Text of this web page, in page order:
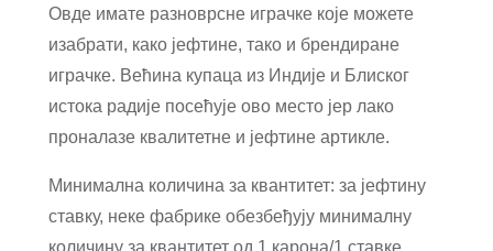
Овде имате разноврсне играчке које можете
изабрати, како јефтине, тако и брендиране
играчке. Већина купаца из Индије и Блиског
истока радије посећује ово место јер лако
проналазе квалитетне и јефтине артикле.
Минимална количина за квантитет: за јефтину
ставку, неке фабрике обезбеђују минималну
количину за квантитет од 1 карона/1 ​​ставке,